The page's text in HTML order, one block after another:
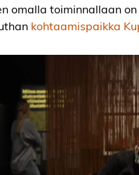
omalla toiminnallaan
kohtaamispaikka